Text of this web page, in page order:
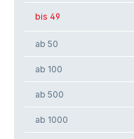
bis 49
ab 50
ab 100
ab 500
ab 1000